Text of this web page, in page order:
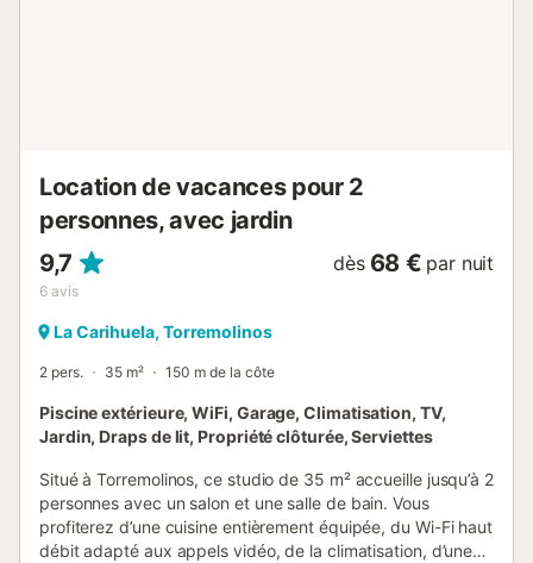
Location de vacances pour 2
personnes, avec jardin
9,7
6 avis
dès 68 € par nuit
La Carihuela, Torremolinos
2 pers. 35 m² 150 m de la côte
Piscine extérieure, WiFi, Garage, Climatisation, TV,
Jardin, Draps de lit, Propriété clôturée, Serviettes
Situé à Torremolinos, ce studio de 35 m² accueille jusqu’à 2
personnes avec un salon et une salle de bain. Vous
profiterez d’une cuisine entièrement équipée, du Wi-Fi haut
débit adapté aux appels vidéo, de la climatisation, d’une